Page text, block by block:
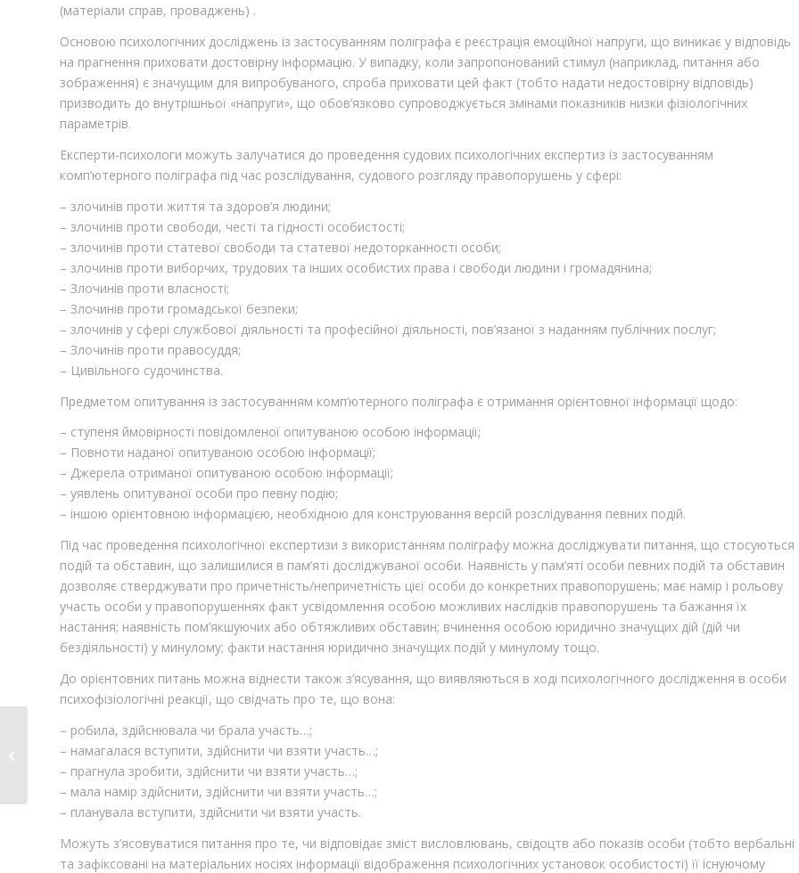
(матеріали справ, проваджень) .
Основою психологічних досліджень із застосуванням поліграфа є реєстрація емоційної напруги, що виникає у відповідь
на прагнення приховати достовірну інформацію. У випадку, коли запропонований стимул (наприклад, питання або
зображення) є значущим для випробуваного, спроба приховати цей факт (тобто надати недостовірну відповідь)
призводить до внутрішньої «напруги», що обов’язково супроводжується змінами показників низки фізіологічних
параметрів.
Експерти-психологи можуть залучатися до проведення судових психологічних експертиз із застосуванням
комп’ютерного поліграфа під час розслідування, судового розгляду правопорушень у сфері:
– злочинів проти життя та здоров’я людини;
– злочинів проти свободи, честі та гідності особистості;
– злочинів проти статевої свободи та статевої недоторканності особи;
– злочинів проти виборчих, трудових та інших особистих права і свободи людини і громадянина;
– Злочинів проти власності;
– Злочинів проти громадської безпеки;
– злочинів у сфері службової діяльності та професійної діяльності, пов’язаної з наданням публічних послуг;
– Злочинів проти правосуддя;
– Цивільного судочинства.
Предметом опитування із застосуванням комп’ютерного поліграфа є отримання орієнтовної інформації щодо:
– ступеня ймовірності повідомленої опитуваною особою інформації;
– Повноти наданої опитуваною особою інформації;
– Джерела отриманої опитуваною особою інформації;
– уявлень опитуваної особи про певну подію;
– іншою орієнтовною інформацією, необхідною для конструювання версій розслідування певних подій.
Під час проведення психологічної експертизи з використанням поліграфу можна досліджувати питання, що стосуються
подій та обставин, що залишилися в пам’яті досліджуваної особи. Наявність у пам’яті особи певних подій та обставин
дозволяє стверджувати про причетність/непричетність цієї особи до конкретних правопорушень; має намір і рольову
участь особи у правопорушеннях факт усвідомлення особою можливих наслідків правопорушень та бажання їх
настання; наявність пом’якшуючих або обтяжливих обставин; вчинення особою юридично значущих дій (дій чи
бездіяльності) у минулому; факти настання юридично значущих подій у минулому тощо.
До орієнтовних питань можна віднести також з’ясування, що виявляються в ході психологічного дослідження в особи
психофізіологічні реакції, що свідчать про те, що вона:
– робила, здійснювала чи брала участь…;
– намагалася вступити, здійснити чи взяти участь…;
– прагнула зробити, здійснити чи взяти участь…;
– мала намір здійснити, здійснити чи взяти участь…;
– планувала вступити, здійснити чи взяти участь.
Можуть з’ясовуватися питання про те, чи відповідає зміст висловлювань, свідоцтв або показів особи (тобто вербальні
та зафіксовані на матеріальних носіях інформації відображення психологічних установок особистості) її існуючому
Експертиза на
поліграфі для суду
(новина)